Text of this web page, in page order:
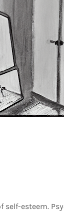
self-esteem.